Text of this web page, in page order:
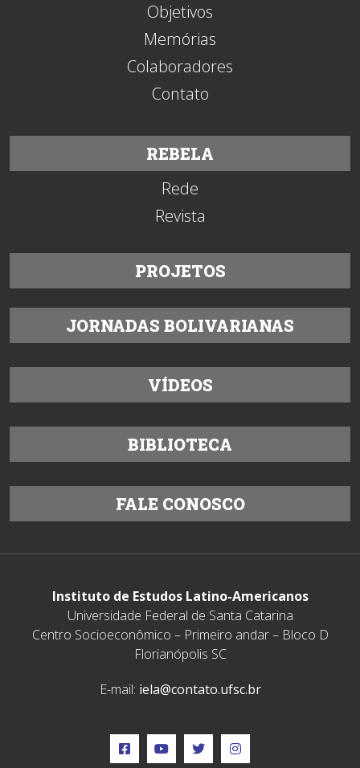
Objetivos
Memórias
Colaboradores
Contato
REBELA
Rede
Revista
PROJETOS
JORNADAS BOLIVARIANAS
VÍDEOS
BIBLIOTECA
FALE CONOSCO
Instituto de Estudos Latino-Americanos
Universidade Federal de Santa Catarina
Centro Socioeconômico – Primeiro andar – Bloco D
Florianópolis SC
E-mail: iela@contato.ufsc.br